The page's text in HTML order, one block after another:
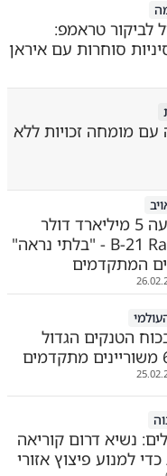
לביקור טראמפ:
סוחרות עם איראן
עם מומחה זכויות ללא
ארה"ב משקיעה 5 מיליארד דולר
במפציץ B-21 Raider - "בלתי נראה"
המתקדמים
הטנקים הגדול
נשיא דרום קוריאה
כדי למנוע פיצוץ אזורי